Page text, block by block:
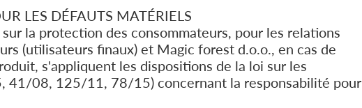
LES DÉFAUTS MATÉRIELS
la protection des consommateurs, pour les relations
(utilisateurs finaux) et Magic forest d.o.o., en cas de
s'appliquent les dispositions de la loi sur les
41/08, 125/11, 78/15) concernant la responsabilité pour